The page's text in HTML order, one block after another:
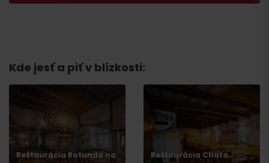
Kde jesť a piť v blízkosti:
Reštaurácia Rotunda na
Reštaurácia Chata
Príchod